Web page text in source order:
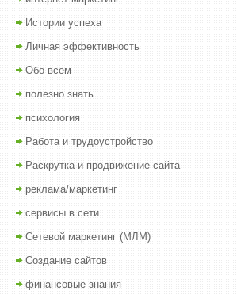
Истории успеха
Личная эффективность
Обо всем
полезно знать
психология
Работа и трудоустройство
Раскрутка и продвижение сайта
реклама/маркетинг
сервисы в сети
Сетевой маркетинг (МЛМ)
Создание сайтов
финансовые знания